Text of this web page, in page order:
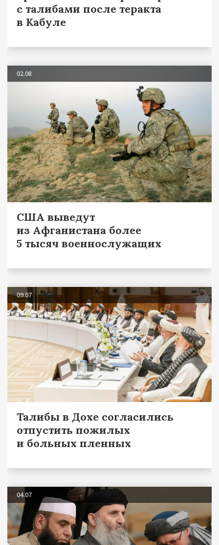
с талибами после теракта
в Кабуле
02.08
США выведут
из Афганистана более
5 тысяч военнослужащих
09.07
Талибы в Дохе согласились
отпустить пожилых
и больных пленных
04.07